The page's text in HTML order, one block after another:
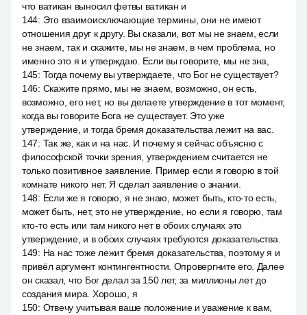
что ватикан выносил фетвы ватикан и
144: Это взаимоисключающие термины, они не имеют
отношения друг к другу. Вы сказали, вот мы не знаем, если
не знаем, так и скажите, мы не знаем, в чем проблема, но
именно это я и утверждаю. Если вы говорите, мы не зна,
145: Тогда почему вы утверждаете, что Бог не существует?
146: Скажите прямо, мы не знаем, возможно, он есть,
возможно, его нет, но вы делаете утверждение в тот момент,
когда вы говорите Бога не существует. Это уже
утверждение, и тогда бремя доказательства лежит на вас.
147: Так же, как и на нас. И почему я сейчас объясню с
философской точки зрения, утверждением считается не
только позитивное заявление. Пример если я говорю в той
комнате никого нет. Я сделал заявление о знании.
148: Если же я говорю, я не знаю, может быть, кто-то есть,
может быть, нет, это не утверждение, но если я говорю, там
кто-то есть или там никого нет в обоих случаях это
утверждение, и в обоих случаях требуются доказательства.
149: На нас тоже лежит бремя доказательства, поэтому я и
привёл аргумент контингентности. Опровергните его. Далее
он сказал, что Бог делал за 150 лет, за миллионы лет до
создания мира. Хорошо, я
150: Отвечу учитывая ваше положение и уважение к вам,